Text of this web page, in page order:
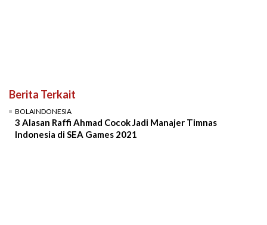
Berita Terkait
BOLAINDONESIA
3 Alasan Raffi Ahmad Cocok Jadi Manajer Timnas
Indonesia di SEA Games 2021